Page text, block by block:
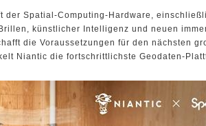
der Spatial-Computing-Hardware,
künstlicher Intelligenz und neuen
die Voraussetzungen für den nächsten
Niantic die fortschrittlichste Geodaten-